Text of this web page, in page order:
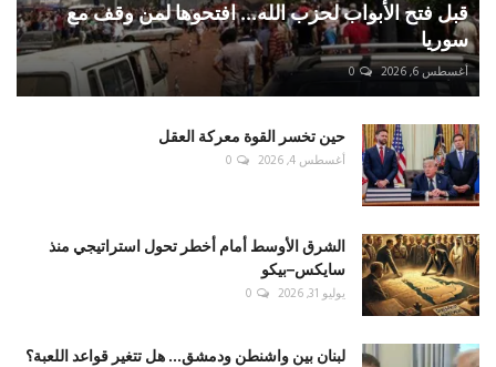
قبل فتح الأبواب لحزب الله... افتحوها لمن وقف مع
سوريا
أغسطس 6, 2026 0
حين تخسر القوة معركة العقل
أغسطس 4, 2026 0
الشرق الأوسط أمام أخطر تحول استراتيجي منذ
سايكس–بيكو
يوليو 31, 2026 0
لبنان بين واشنطن ودمشق... هل تتغير قواعد اللعبة؟